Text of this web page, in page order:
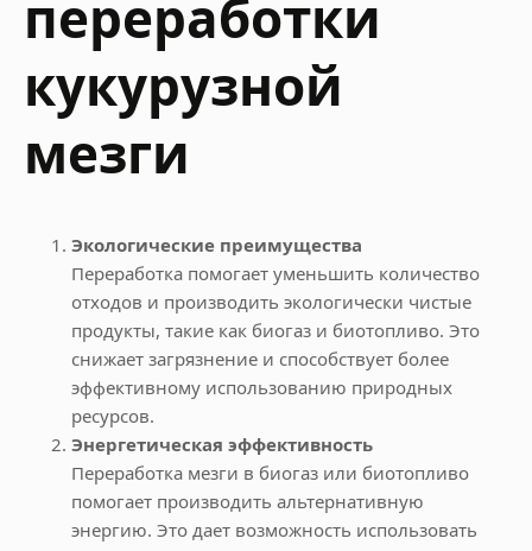
переработки
кукурузной
мезги
Экологические преимущества
Переработка помогает уменьшить количество
отходов и производить экологически чистые
продукты, такие как биогаз и биотопливо. Это
снижает загрязнение и способствует более
эффективному использованию природных
ресурсов.
Энергетическая эффективность
Переработка мезги в биогаз или биотопливо
помогает производить альтернативную
энергию. Это дает возможность использовать